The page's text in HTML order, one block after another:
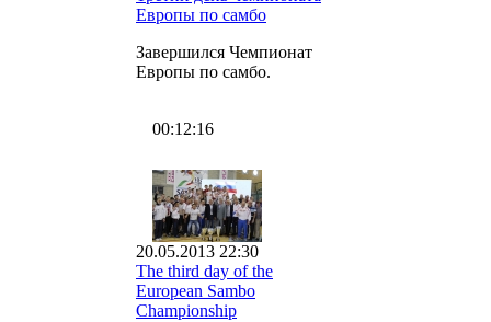
Европы по самбо
Завершился Чемпионат
Европы по самбо.
00:12:16
20.05.2013 22:30
The third day of the
European Sambo
Championship